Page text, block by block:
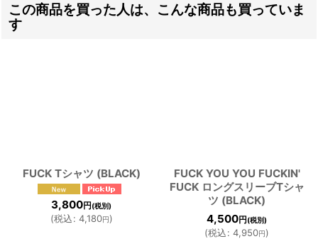
この商品を買った人は、こんな商品も買っていま
す
FUCK Tシャツ (BLACK)
3,800円 (税別)
(税込: 4,180円)
FUCK YOU YOU FUCKIN'
FUCK ロングスリーブTシャ
ツ (BLACK)
4,500円 (税別)
(税込: 4,950円)